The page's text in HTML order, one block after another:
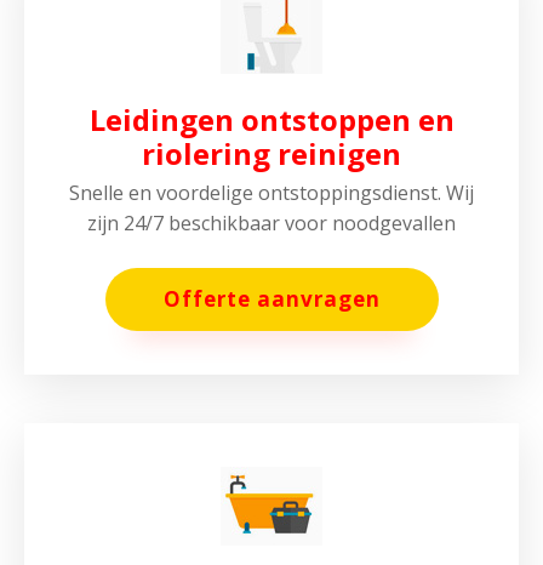
Leidingen ontstoppen en
riolering reinigen
Snelle en voordelige ontstoppingsdienst. Wij
zijn 24/7 beschikbaar voor noodgevallen
Offerte aanvragen